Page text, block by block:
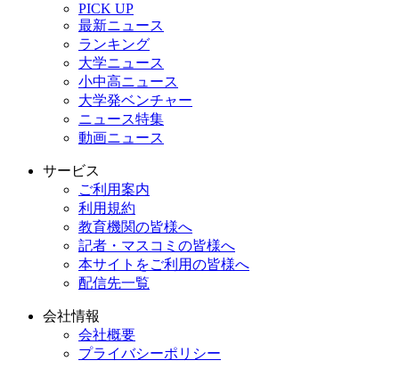
PICK UP
最新ニュース
ランキング
大学ニュース
小中高ニュース
大学発ベンチャー
ニュース特集
動画ニュース
サービス
ご利用案内
利用規約
教育機関の皆様へ
記者・マスコミの皆様へ
本サイトをご利用の皆様へ
配信先一覧
会社情報
会社概要
プライバシーポリシー